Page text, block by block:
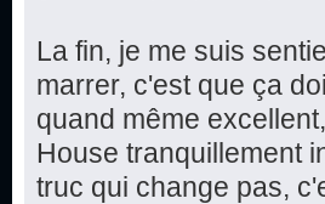
La fin, je me suis
marrer, c'est que ça
quand même
House tranquillement
truc qui change pas,